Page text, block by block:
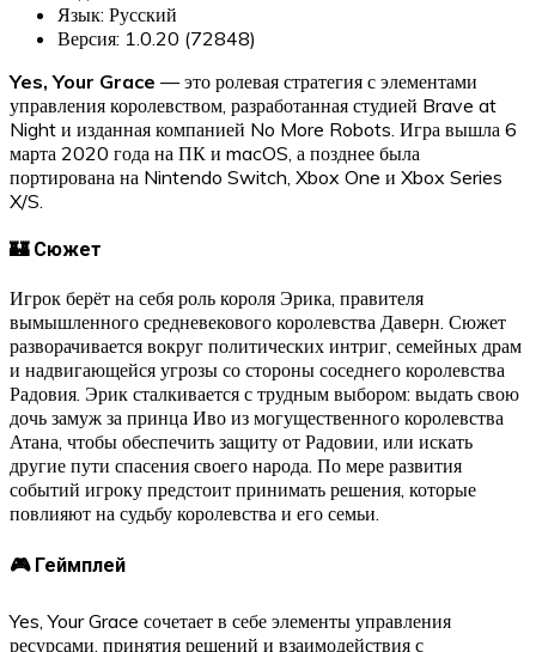
Язык: Русский
Версия: 1.0.20 (72848)
Yes, Your Grace — это ролевая стратегия с элементами
управления королевством, разработанная студией Brave at
Night и изданная компанией No More Robots. Игра вышла 6
марта 2020 года на ПК и macOS, а позднее была
портирована на Nintendo Switch, Xbox One и Xbox Series
X/S.
🏰 Сюжет
Игрок берёт на себя роль короля Эрика, правителя
вымышленного средневекового королевства Даверн. Сюжет
разворачивается вокруг политических интриг, семейных драм
и надвигающейся угрозы со стороны соседнего королевства
Радовия. Эрик сталкивается с трудным выбором: выдать свою
дочь замуж за принца Иво из могущественного королевства
Атана, чтобы обеспечить защиту от Радовии, или искать
другие пути спасения своего народа. По мере развития
событий игроку предстоит принимать решения, которые
повлияют на судьбу королевства и его семьи.
🎮 Геймплей
Yes, Your Grace сочетает в себе элементы управления
ресурсами, принятия решений и взаимодействия с